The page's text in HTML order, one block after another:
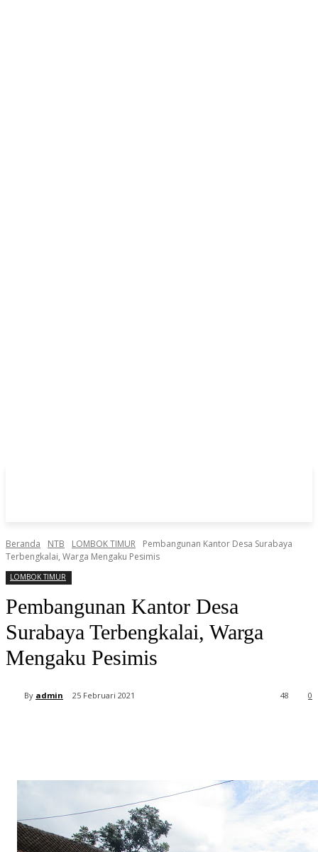
Beranda NTB LOMBOK TIMUR
Pembangunan Kantor Desa Surabaya
Terbengkalai, Warga Mengaku Pesimis
LOMBOK TIMUR
Pembangunan Kantor Desa
Surabaya Terbengkalai, Warga
Mengaku Pesimis
By admin 25 Februari 2021 0
48